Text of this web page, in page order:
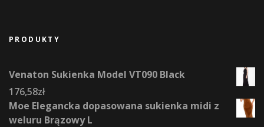
PRODUKTY
Venaton Sukienka Model VT090 Black
176,58zł
Moe Elegancka dopasowana sukienka midi z
weluru Brązowy L